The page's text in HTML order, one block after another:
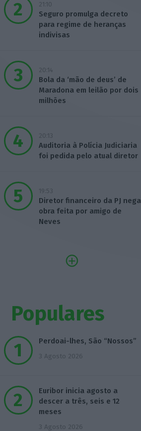
21:10
Seguro promulga decreto
para regime de heranças
indivisas
20:14
Bola da ‘mão de deus’ de
Maradona em leilão por dois
milhões
20:13
Auditoria à Polícia Judiciaria
foi pedida pelo atual diretor
19:53
Diretor financeiro da PJ nega
obra feita por amigo de
Neves
Populares
Perdoai-lhes, São “Nossos”
3 Agosto 2026
Euribor inicia agosto a
descer a três, seis e 12
meses
3 Agosto 2026